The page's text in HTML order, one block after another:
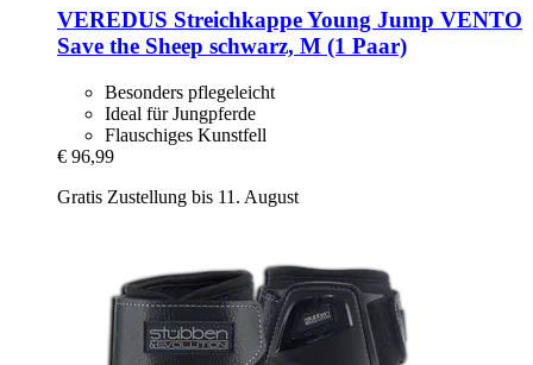
VEREDUS Streichkappe Young Jump VENTO
Save the Sheep schwarz, M (1 Paar)
Besonders pflegeleicht
Ideal für Jungpferde
Flauschiges Kunstfell
€ 96,99
Gratis Zustellung bis 11. August